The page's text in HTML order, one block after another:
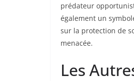
prédateur
également un
sur la protection de
menacée.
Les